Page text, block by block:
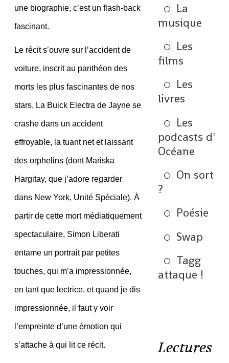
une biographie, c’est un flash-back
fascinant.
Le récit s’ouvre sur l’accident de
voiture, inscrit au panthéon des
morts les plus fascinantes de nos
stars. La Buick Electra de Jayne se
crashe dans un accident
effroyable, la tuant net et laissant
des orphelins (dont Mariska
Hargitay, que j’adore regarder
dans New York, Unité Spéciale). À
partir de cette mort médiatiquement
spectaculaire, Simon Liberati
entame un portrait par petites
touches, qui m’a impressionnée,
en tant que lectrice, et quand je dis
impressionnée, il faut y voir
l’empreinte d’une émotion qui
s’attache à qui lit ce récit.
La
musique
Les
films
Les
livres
Les
podcasts d'
Océane
On sort
?
Poésie
Swap
Tagg
attaque !
Lectures